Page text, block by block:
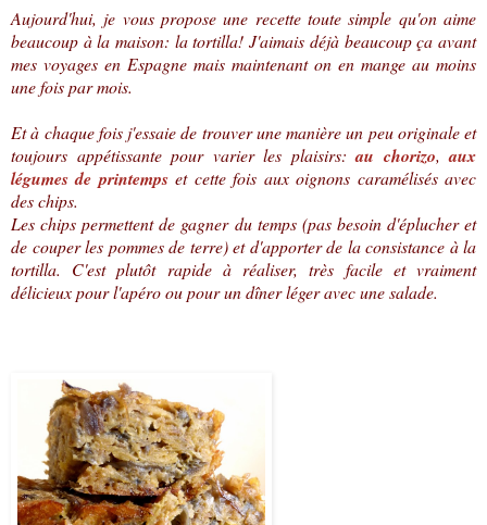
Aujourd'hui, je vous propose une recette toute simple qu'on aime
beaucoup à la maison: la tortilla! J'aimais déjà beaucoup ça avant
mes voyages en Espagne mais maintenant on en mange au moins
une fois par mois.
Et à chaque fois j'essaie de trouver une manière un peu originale et
toujours appétissante pour varier les plaisirs:au chorizo,aux
légumes de printempset cette fois aux oignons caramélisés avec
des chips.
Les chips permettent de gagner du temps (pas besoin d'éplucher et
de couper les pommes de terre) et d'apporter de la consistance à la
tortilla. C'est plutôt rapide à réaliser, très facile et vraiment
délicieux pour l'apéro ou pour un dîner léger avec une salade.